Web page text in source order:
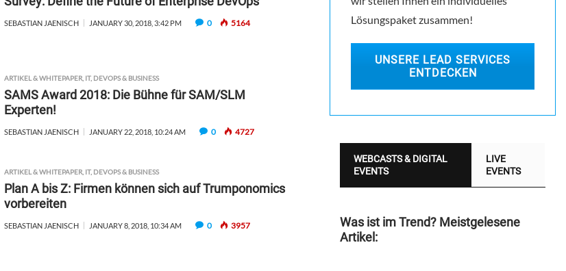
SEBASTIAN JAENISCH JANUARY 30, 2018, 3:42 PM 0 5164
ARTIKEL & WHITEPAPER, IT, DEVOPS & BUSINESS
SAMS Award 2018: Die Bühne für SAM/SLM
Experten!
SEBASTIAN JAENISCH JANUARY 22, 2018, 10:24 AM 0 4727
ARTIKEL & WHITEPAPER, IT, DEVOPS & BUSINESS
Plan A bis Z: Firmen können sich auf Trumponomics
vorbereiten
SEBASTIAN JAENISCH JANUARY 8, 2018, 10:34 AM 0 3957
Lösungspaket zusammen!
UNSERE LEAD SERVICES
ENTDECKEN
WEBCASTS & DIGITAL
EVENTS
LIVE
EVENTS
Was ist im Trend? Meistgelesene
Artikel: